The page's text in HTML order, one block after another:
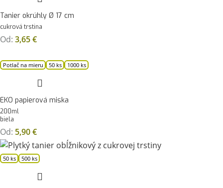
Tanier okrúhly Ø 17 cm
cukrová trstina
Od: 3,65€
Potlač na mieru 50 ks 1000 ks
EKO papierová miska
200ml
biela
Od: 5,90€
50 ks 500 ks